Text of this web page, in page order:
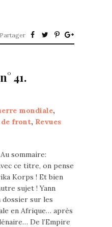
Partager
41.
mondiale,
de front, Revues
sommaire:
ce titre, on pense
Korps ! Et bien
sujet ! Yann
dossier sur les
en Afrique… après
De l’Empire